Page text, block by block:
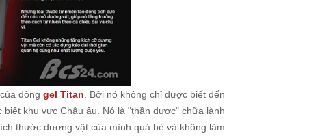
dòng gel Titan. Bởi nó không chỉ được biết đến
khu vực Châu âu. Nó là "thần dược" chữa lành
thước dương vật của mình quá bé và không làm